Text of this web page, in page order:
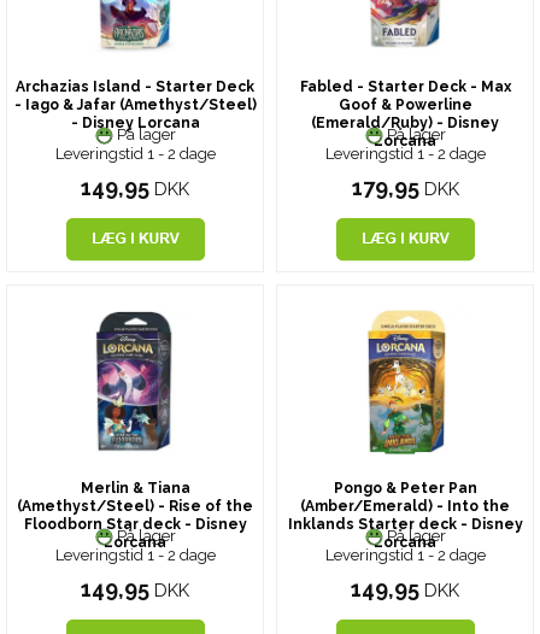
Archazias Island - Starter Deck
- Iago & Jafar (Amethyst/Steel)
- Disney Lorcana
På lager
Leveringstid 1 - 2 dage
149,95 DKK
Fabled - Starter Deck - Max
Goof & Powerline
(Emerald/Ruby) - Disney
Lorcana
På lager
Leveringstid 1 - 2 dage
179,95 DKK
Merlin & Tiana
(Amethyst/Steel) - Rise of the
Floodborn Star deck - Disney
Lorcana
På lager
Leveringstid 1 - 2 dage
149,95 DKK
Pongo & Peter Pan
(Amber/Emerald) - Into the
Inklands Starter deck - Disney
Lorcana
På lager
Leveringstid 1 - 2 dage
149,95 DKK